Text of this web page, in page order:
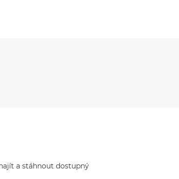
a stáhnout dostupný